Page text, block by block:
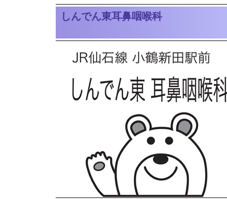
しんでん東耳鼻咽喉科